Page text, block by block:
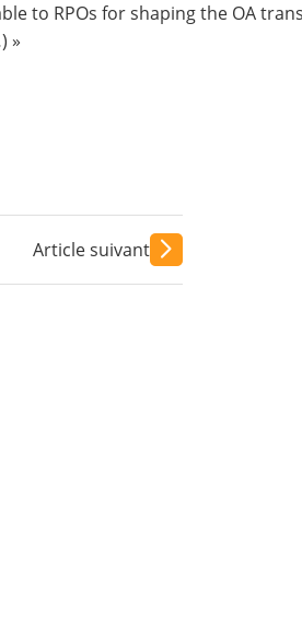
to RPOs for shaping the OA
»
Article suivant